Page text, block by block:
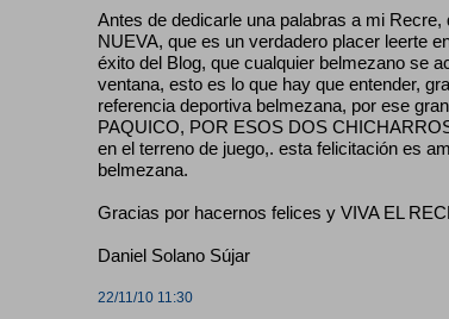
Antes de dedicarle una palabras a mi
NUEVA, que es un verdadero placer leerte
éxito del Blog, que cualquier belmezano se
ventana, esto es lo que hay que entender,
referencia deportiva belmezana, por ese
PAQUICO, POR ESOS DOS
en el terreno de juego,. esta felicitación es
belmezana.
Gracias por hacernos felices y VIVA EL
Daniel Solano Sújar
22/11/10 11:30